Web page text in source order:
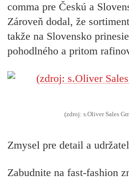
comma pre Českú a
Zároveň dodal, že
takže na Slovensko
pohodlného a pritom
(zdroj: s.Oliver Sales
Zmysel pre detail a
Zabudnite na fast-fashion